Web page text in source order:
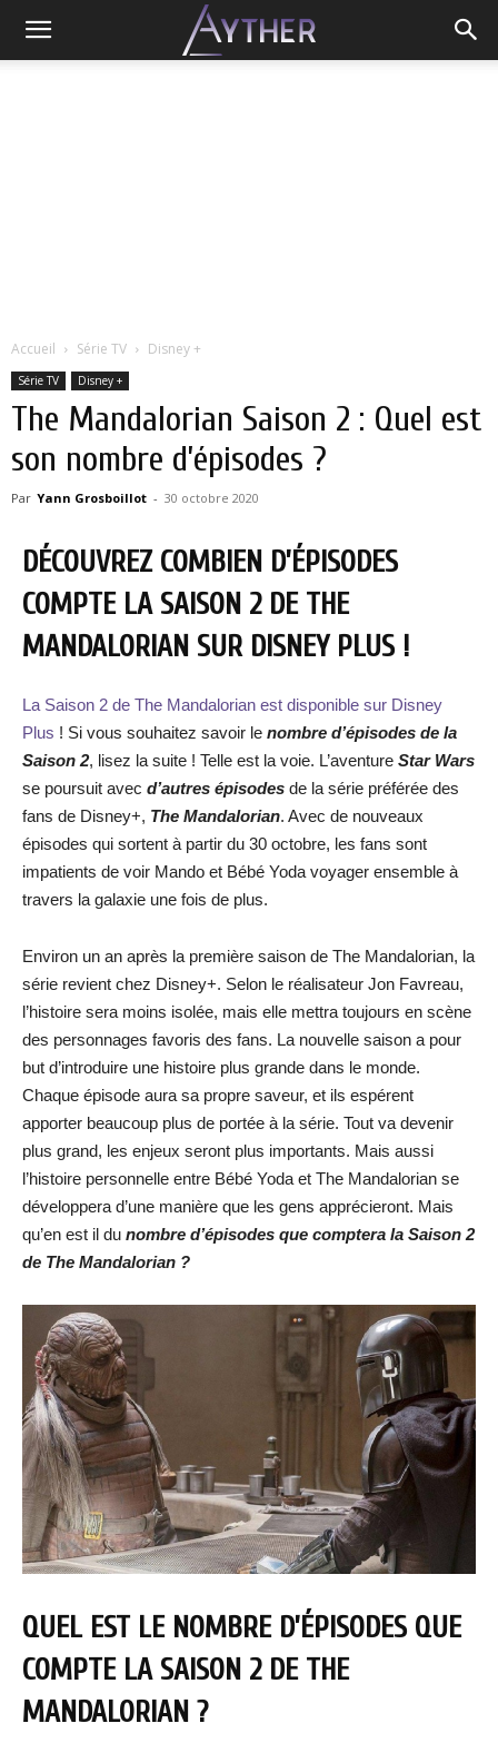
Accueil Série TV Disney +
Série TV Disney +
The Mandalorian Saison 2 : Quel est
son nombre d’épisodes ?
Par Yann Grosboillot - 30 octobre 2020
DÉCOUVREZ COMBIEN D’ÉPISODES
COMPTE LA SAISON 2 DE THE
MANDALORIAN SUR DISNEY PLUS !
La Saison 2 de The Mandalorian est disponible sur Disney
Plus ! Si vous souhaitez savoir le nombre d’épisodes de la
Saison 2, lisez la suite ! Telle est la voie. L’aventure Star Wars
se poursuit avec d’autres épisodes de la série préférée des
fans de Disney+, The Mandalorian. Avec de nouveaux
épisodes qui sortent à partir du 30 octobre, les fans sont
impatients de voir Mando et Bébé Yoda voyager ensemble à
travers la galaxie une fois de plus.
Environ un an après la première saison de The Mandalorian, la
série revient chez Disney+. Selon le réalisateur Jon Favreau,
l’histoire sera moins isolée, mais elle mettra toujours en scène
des personnages favoris des fans. La nouvelle saison a pour
but d’introduire une histoire plus grande dans le monde.
Chaque épisode aura sa propre saveur, et ils espérent
apporter beaucoup plus de portée à la série. Tout va devenir
plus grand, les enjeux seront plus importants. Mais aussi
l’histoire personnelle entre Bébé Yoda et The Mandalorian se
développera d’une manière que les gens apprécieront. Mais
qu’en est il du nombre d’épisodes que comptera la Saison 2
de The Mandalorian ?
QUEL EST LE NOMBRE D’ÉPISODES QUE
COMPTE LA SAISON 2 DE THE
MANDALORIAN ?